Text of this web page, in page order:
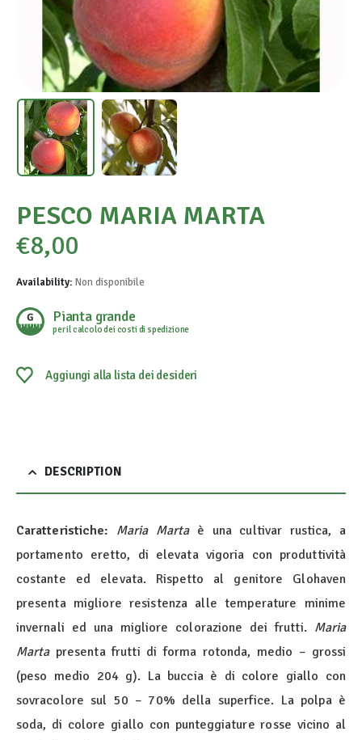
PESCO MARIA MARTA
€8,00
Availability: Non disponibile
Pianta grande
per il calcolo dei costi di spedizione
Aggiungi alla lista dei desideri
DESCRIPTION
Caratteristiche: Maria Martaè una cultivar rustica, a
portamento eretto, di elevata vigoria con produttività
costante ed elevata. Rispetto al genitore Glohaven
presenta migliore resistenza alle temperature minime
invernali ed una migliore colorazione dei frutti. Maria
Martapresenta frutti di forma rotonda, medio – grossi
(peso medio 204 g). La buccia è di colore giallo con
sovracolore sul 50 – 70% della superfice. La polpa è
soda, di colore giallo con punteggiature rosse vicino al